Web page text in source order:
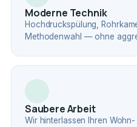
Moderne Technik
Hochdruckspülung,
Methodenwahl — ohne
Saubere Arbeit
Wir hinterlassen Ihren